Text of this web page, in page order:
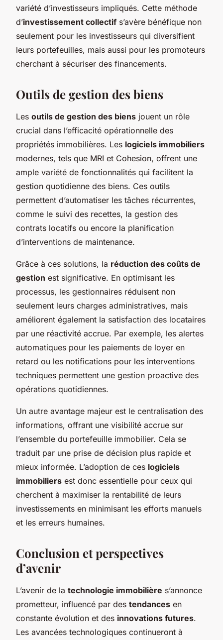
variété d’investisseurs impliqués. Cette méthode
d’investissement collectif s’avère bénéfique non
seulement pour les investisseurs qui diversifient
leurs portefeuilles, mais aussi pour les promoteurs
cherchant à sécuriser des financements.
Outils de gestion des biens
Les outils de gestion des biens jouent un rôle
crucial dans l’efficacité opérationnelle des
propriétés immobilières. Les logiciels immobiliers
modernes, tels que MRI et Cohesion, offrent une
ample variété de fonctionnalités qui facilitent la
gestion quotidienne des biens. Ces outils
permettent d’automatiser les tâches récurrentes,
comme le suivi des recettes, la gestion des
contrats locatifs ou encore la planification
d’interventions de maintenance.
Grâce à ces solutions, la réduction des coûts de
gestion est significative. En optimisant les
processus, les gestionnaires réduisent non
seulement leurs charges administratives, mais
améliorent également la satisfaction des locataires
par une réactivité accrue. Par exemple, les alertes
automatiques pour les paiements de loyer en
retard ou les notifications pour les interventions
techniques permettent une gestion proactive des
opérations quotidiennes.
Un autre avantage majeur est le centralisation des
informations, offrant une visibilité accrue sur
l’ensemble du portefeuille immobilier. Cela se
traduit par une prise de décision plus rapide et
mieux informée. L’adoption de ces logiciels
immobiliers est donc essentielle pour ceux qui
cherchent à maximiser la rentabilité de leurs
investissements en minimisant les efforts manuels
et les erreurs humaines.
Conclusion et perspectives
d’avenir
L’avenir de la technologie immobilière s’annonce
prometteur, influencé par des tendances en
constante évolution et des innovations futures.
Les avancées technologiques continueront à